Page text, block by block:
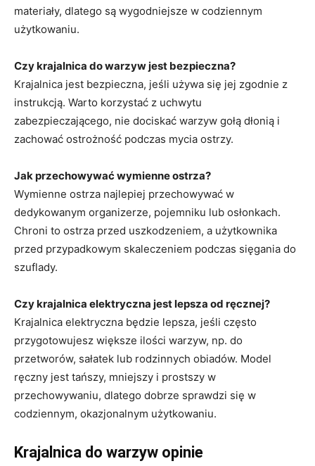
materiały, dlatego są wygodniejsze w codziennym
użytkowaniu.
Czy krajalnica do warzyw jest bezpieczna?
Krajalnica jest bezpieczna, jeśli używa się jej zgodnie z
instrukcją. Warto korzystać z uchwytu
zabezpieczającego, nie dociskać warzyw gołą dłonią i
zachować ostrożność podczas mycia ostrzy.
Jak przechowywać wymienne ostrza?
Wymienne ostrza najlepiej przechowywać w
dedykowanym organizerze, pojemniku lub osłonkach.
Chroni to ostrza przed uszkodzeniem, a użytkownika
przed przypadkowym skaleczeniem podczas sięgania do
szuflady.
Czy krajalnica elektryczna jest lepsza od ręcznej?
Krajalnica elektryczna będzie lepsza, jeśli często
przygotowujesz większe ilości warzyw, np. do
przetworów, sałatek lub rodzinnych obiadów. Model
ręczny jest tańszy, mniejszy i prostszy w
przechowywaniu, dlatego dobrze sprawdzi się w
codziennym, okazjonalnym użytkowaniu.
Krajalnica do warzyw opinie